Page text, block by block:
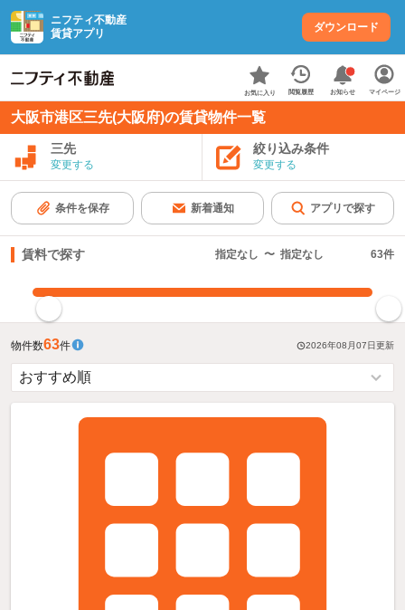
ニフティ不動産
賃貸アプリ
ダウンロード
お気に入り 閲覧履歴 お知らせ マイページ
大阪市港区三先(大阪府)の賃貸物件一覧
三先
変更する
絞り込み条件
変更する
条件を保存 新着通知 アプリで探す
賃料で探す 指定なし 〜 指定なし 63件
物件数63件 2026年08月07日更新